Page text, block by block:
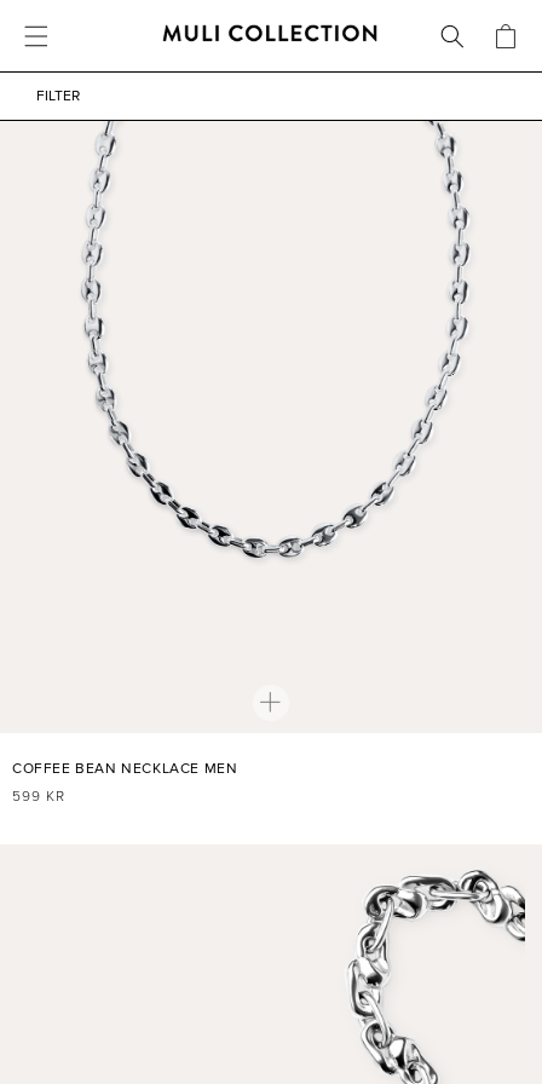
DIREKT ZUM INHALT
KOSTENLOSER VERSAND AB 800 SEK / 80 EUR
FILTER
COFFEE BEAN NECKLACE MEN
NORMALER
599 KR